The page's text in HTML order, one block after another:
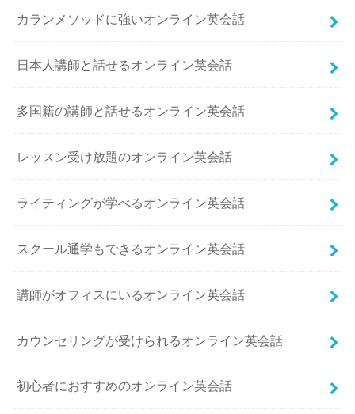
カランメソッドに強いオンライン英会話
日本人講師と話せるオンライン英会話
多国籍の講師と話せるオンライン英会話
レッスン受け放題のオンライン英会話
ライティングが学べるオンライン英会話
スクール通学もできるオンライン英会話
講師がオフィスにいるオンライン英会話
カウンセリングが受けられるオンライン英会話
初心者におすすめのオンライン英会話